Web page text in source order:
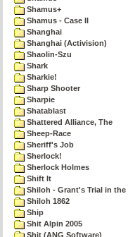
Shamus+
Shamus - Case II
Shanghai
Shanghai (Activision)
Shaolin-Szu
Shark
Sharkie!
Sharp Shooter
Sharpie
Shatablast
Shattered Alliance, The
Sheep-Race
Sheriff's Job
Sherlock!
Sherlock Holmes
Shift It
Shiloh - Grant's Trial in the
Shiloh 1862
Ship
Shit Alpin 2005
Shit (ANG Software)